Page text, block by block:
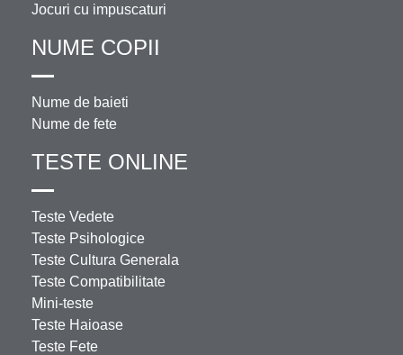
Jocuri cu impuscaturi
NUME COPII
Nume de baieti
Nume de fete
TESTE ONLINE
Teste Vedete
Teste Psihologice
Teste Cultura Generala
Teste Compatibilitate
Mini-teste
Teste Haioase
Teste Fete